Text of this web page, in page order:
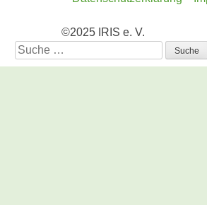
©2025 IRIS e. V.
Suche
nach: